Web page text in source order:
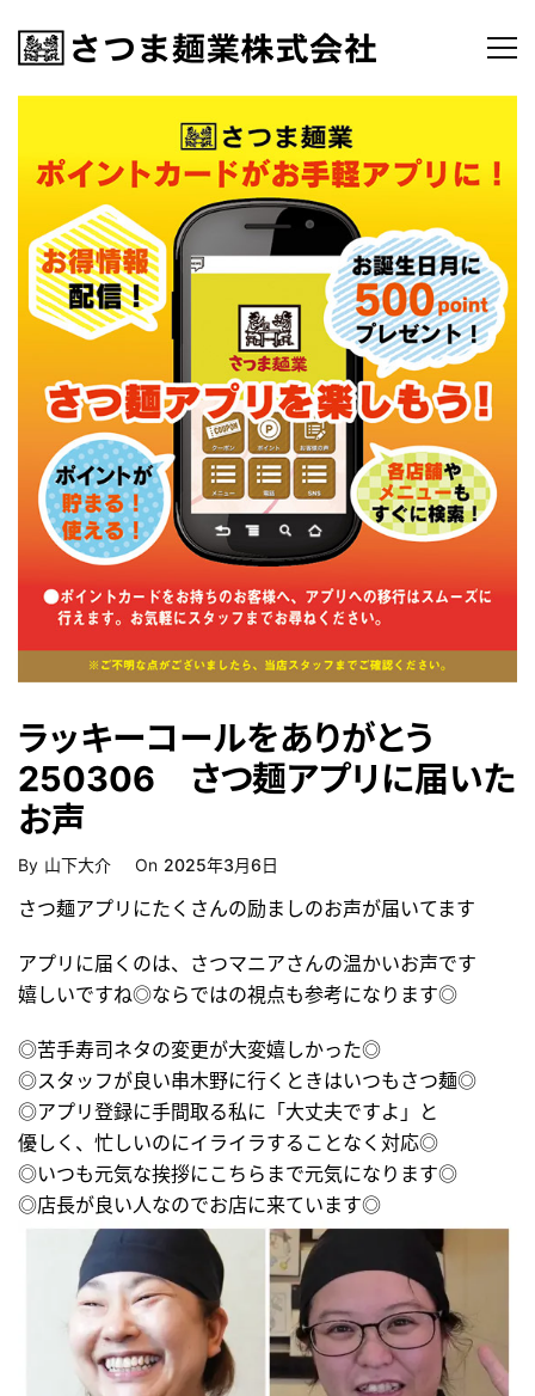
ラッキーコールをありがとう
250306 さつ麺アプリに届いた
お声
By 山下大介
Posted
On 2025年3月6日
さつ麺アプリにたくさんの励ましのお声が届いてます
アプリに届くのは、さつマニアさんの温かいお声です
嬉しいですね◎ならではの視点も参考になります◎
◎苦手寿司ネタの変更が大変嬉しかった◎
◎スタッフが良い串木野に行くときはいつもさつ麺◎
◎アプリ登録に手間取る私に「大丈夫ですよ」と
優しく、忙しいのにイライラすることなく対応◎
◎いつも元気な挨拶にこちらまで元気になります◎
◎店長が良い人なのでお店に来ています◎